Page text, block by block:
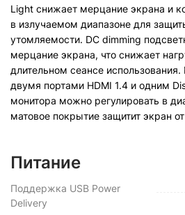
Light снижает мерцание экрана и
в излучаемом диапазоне для
утомляемости. DC dimming
мерцание экрана, что снижает
длительном сеансе
двумя портами HDMI 1.4 и одним
монитора можно регулировать в
матовое покрытие защитит экран
Питание
Поддержка USB Power
Delivery